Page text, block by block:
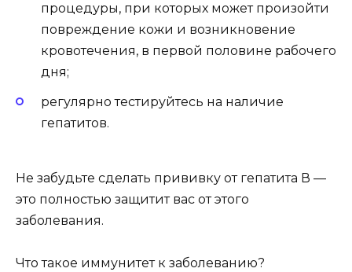
процедуры, при которых может произойти
повреждение кожи и возникновение
кровотечения, в первой половине рабочего
дня;
регулярно тестируйтесь на наличие
гепатитов.
Не забудьте сделать прививку от гепатита В —
это полностью защитит вас от этого
заболевания.
Что такое иммунитет к заболеванию?